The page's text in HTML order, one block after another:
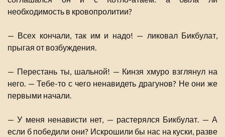
необходимость в кровопролитии?
— Всех кончали, так им и надо! — ликовал Бикбулат,
прыгая от возбуждения.
— Перестань ты, шальной! — Кинзя хмуро взглянул на
него. — Тебе-то с чего ненавидеть драгунов? Не они же
первыми начали.
— У меня ненависти нет, — растерялся Бикбулат. — А
если б победили они? Искрошили бы нас на куски, разве